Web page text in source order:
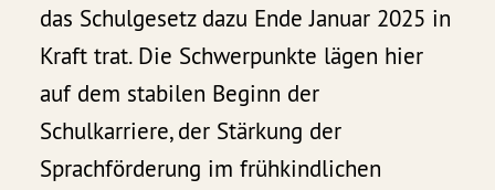
das Schulgesetz dazu Ende Januar 2025 in
Kraft trat. Die Schwerpunkte lägen hier
auf dem stabilen Beginn der
Schulkarriere, der Stärkung der
Sprachförderung im frühkindlichen